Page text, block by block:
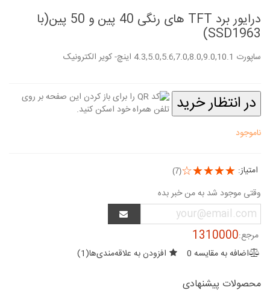
درایور برد TFT های رنگی 40 پین و 50 پین(با
SSD1963)
ساپورت 4.3,5.0,5.6,7.0,8.0,9.0,10.1 اینچ- کویر الکترونیک
در انتظار خرید
ناموجود
امتیاز: (7)
وقتی موجود شد به من خبر بده
مرجع:1310000
اضافه به مقایسه 0 افزودن به علاقه‌مندی‌ها(
1
)
محصولات پیشنهادی